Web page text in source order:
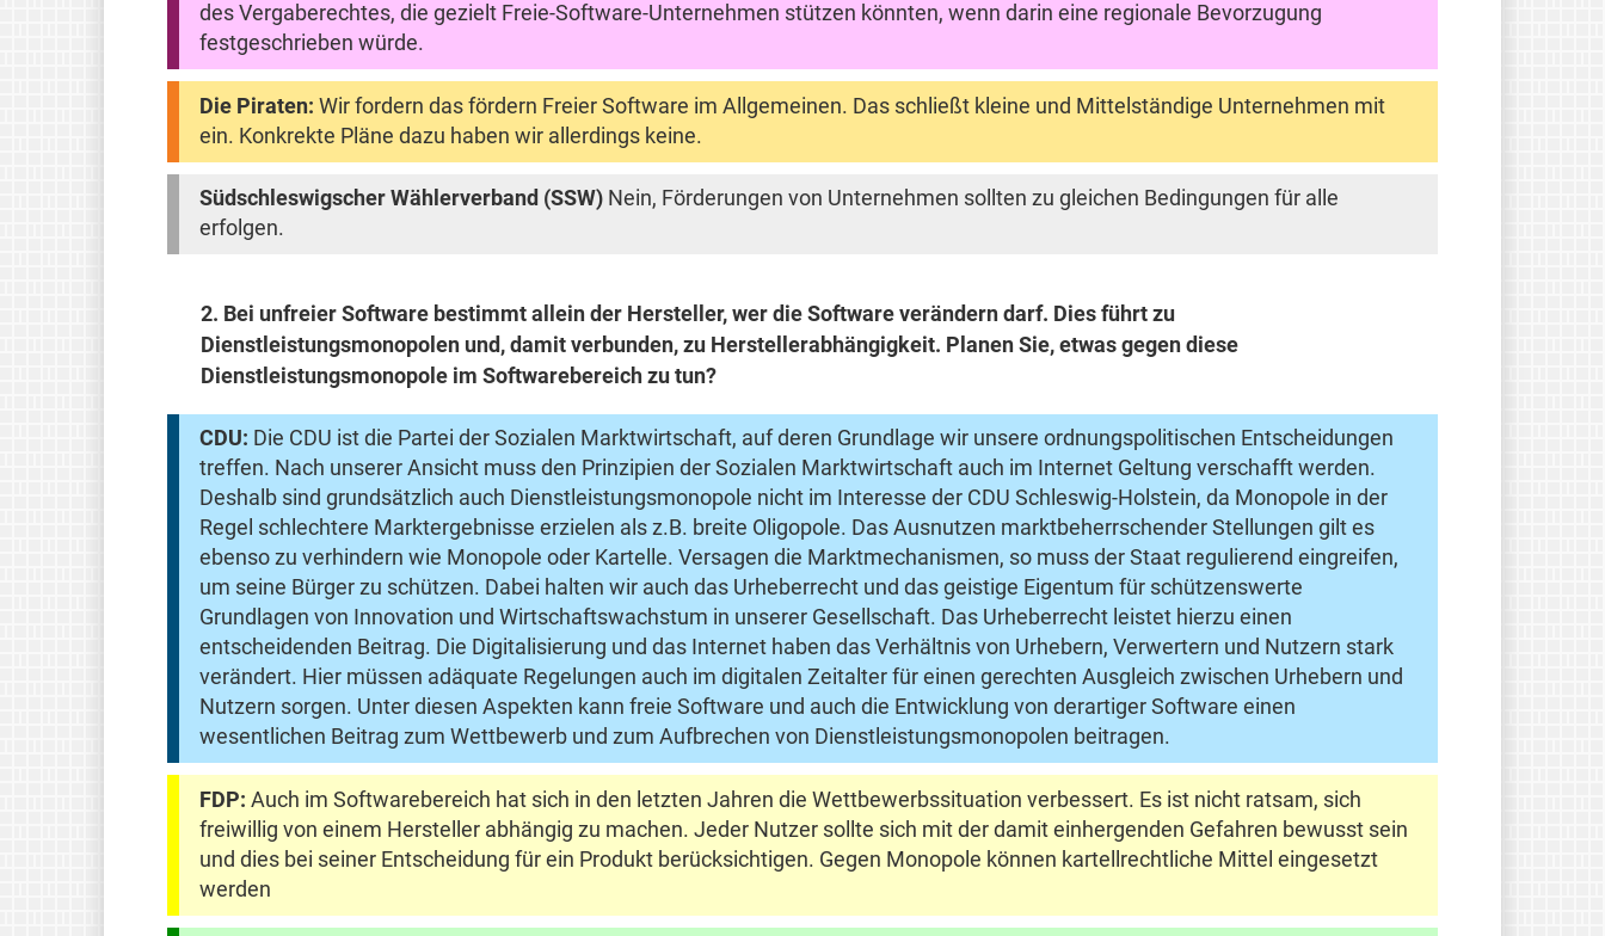
des Vergaberechtes, die gezielt Freie-Software-Unternehmen stützen könnten, wenn darin eine regionale Bevorzugung
festgeschrieben würde.
Die Piraten: Wir fordern das fördern Freier Software im Allgemeinen. Das schließt kleine und Mittelständige Unternehmen mit
ein. Konkrekte Pläne dazu haben wir allerdings keine.
Südschleswigscher Wählerverband (SSW) Nein, Förderungen von Unternehmen sollten zu gleichen Bedingungen für alle
erfolgen.
2. Bei unfreier Software bestimmt allein der Hersteller, wer die Software verändern darf. Dies führt zu
Dienstleistungsmonopolen und, damit verbunden, zu Herstellerabhängigkeit. Planen Sie, etwas gegen diese
Dienstleistungsmonopole im Softwarebereich zu tun?
CDU: Die CDU ist die Partei der Sozialen Marktwirtschaft, auf deren Grundlage wir unsere ordnungspolitischen Entscheidungen
treffen. Nach unserer Ansicht muss den Prinzipien der Sozialen Marktwirtschaft auch im Internet Geltung verschafft werden.
Deshalb sind grundsätzlich auch Dienstleistungsmonopole nicht im Interesse der CDU Schleswig-Holstein, da Monopole in der
Regel schlechtere Marktergebnisse erzielen als z.B. breite Oligopole. Das Ausnutzen marktbeherrschender Stellungen gilt es
ebenso zu verhindern wie Monopole oder Kartelle. Versagen die Marktmechanismen, so muss der Staat regulierend eingreifen,
um seine Bürger zu schützen. Dabei halten wir auch das Urheberrecht und das geistige Eigentum für schützenswerte
Grundlagen von Innovation und Wirtschaftswachstum in unserer Gesellschaft. Das Urheberrecht leistet hierzu einen
entscheidenden Beitrag. Die Digitalisierung und das Internet haben das Verhältnis von Urhebern, Verwertern und Nutzern stark
verändert. Hier müssen adäquate Regelungen auch im digitalen Zeitalter für einen gerechten Ausgleich zwischen Urhebern und
Nutzern sorgen. Unter diesen Aspekten kann freie Software und auch die Entwicklung von derartiger Software einen
wesentlichen Beitrag zum Wettbewerb und zum Aufbrechen von Dienstleistungsmonopolen beitragen.
FDP: Auch im Softwarebereich hat sich in den letzten Jahren die Wettbewerbssituation verbessert. Es ist nicht ratsam, sich
freiwillig von einem Hersteller abhängig zu machen. Jeder Nutzer sollte sich mit der damit einhergenden Gefahren bewusst sein
und dies bei seiner Entscheidung für ein Produkt berücksichtigen. Gegen Monopole können kartellrechtliche Mittel eingesetzt
werden